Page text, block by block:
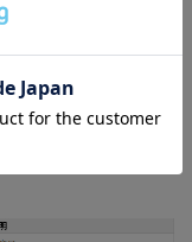
一部が開いている
場合や箱がない、純